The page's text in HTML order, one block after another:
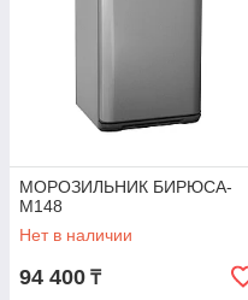
МОРОЗИЛЬНИК БИРЮСА-
M148
Нет в наличии
94 400 ₸